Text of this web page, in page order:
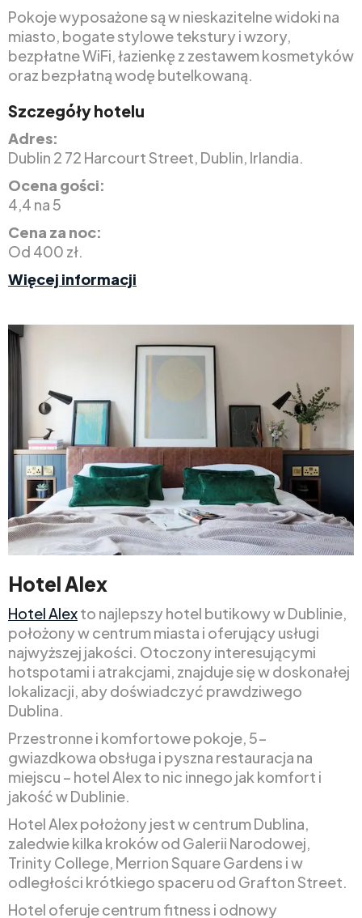
Pokoje wyposażone są w nieskazitelne widoki na
miasto, bogate stylowe tekstury i wzory,
bezpłatne WiFi, łazienkę z zestawem kosmetyków
oraz bezpłatną wodę butelkowaną.
Szczegóły hotelu
Adres:
Dublin 2 72 Harcourt Street, Dublin, Irlandia.
Ocena gości:
4,4 na 5
Cena za noc:
Od 400 zł.
Więcej informacji
Hotel Alex
Hotel Alexto najlepszy hotel butikowy w Dublinie,
położony w centrum miasta i oferujący usługi
najwyższej jakości. Otoczony interesującymi
hotspotami i atrakcjami, znajduje się w doskonałej
lokalizacji, aby doświadczyć prawdziwego
Dublina.
Przestronne i komfortowe pokoje, 5-
gwiazdkowa obsługa i pyszna restauracja na
miejscu – hotel Alex to nic innego jak komfort i
jakość w Dublinie.
Hotel Alex położony jest w centrum Dublina,
zaledwie kilka kroków od Galerii Narodowej,
Trinity College, Merrion Square Gardens i w
odległości krótkiego spaceru od Grafton Street.
Hotel oferuje centrum fitness i odnowy